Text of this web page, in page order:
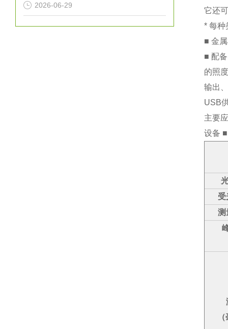
2026-06-29
它还
* 每种
■ 金
■ 配
的照
输出
USB
主要
设备
受
测